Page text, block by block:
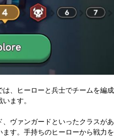
、ヒーローと兵士でチームを編成
ます。
ヴァンガードといったクラスがあ
す。手持ちのヒーローから戦力を